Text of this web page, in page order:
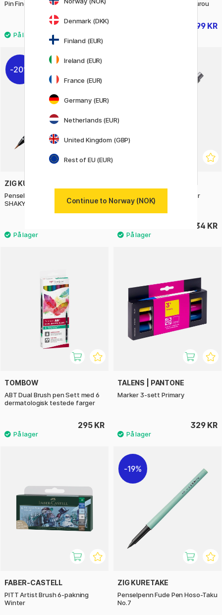
Pin Fine Line 5-set Brush Art
219 KR
Penselpenn Fude Pen Fukurou
799 KR
20%
ZIG KURETAKE
Penselpenn Mannen Mouhitsu
SHAKYO-YO No.85
Marker Brush Metallic silver
34 KR
TOMBOW
ABT Dual Brush pen Sett med 6
dermatologisk testede farger
295 KR
TALENS | PANTONE
Marker 3-sett Primary
329 KR
FABER-CASTELL
PITT Artist Brush 6-pakning
Winter
19%
ZIG KURETAKE
Penselpenn Fude Pen Hoso-Taku
No.7
Denmark (DKK)
Finland (EUR)
Ireland (EUR)
France (EUR)
Germany (EUR)
Netherlands (EUR)
United Kingdom (GBP)
Rest of EU (EUR)
Continue to Norway (NOK)